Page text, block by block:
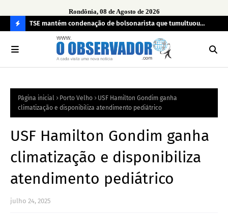
Rondônia, 08 de Agosto de 2026
O
R
TSE mantém condenação de bolsonarista que tumultuou
seção eleitoral em 2022
Página inicial Porto Velho
USF Hamilton Gondim ganha
climatização e disponibiliza atendimento pediátrico
USF Hamilton Gondim ganha
climatização e disponibiliza
atendimento pediátrico
julho 24, 2025